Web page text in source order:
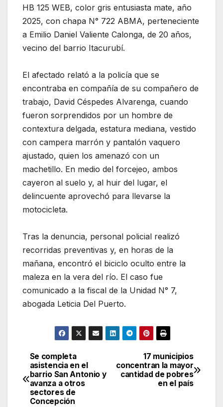
HB 125 WEB, color gris entusiasta mate, año
2025, con chapa N° 722 ABMA, perteneciente
a Emilio Daniel Valiente Calonga, de 20 años,
vecino del barrio Itacurubí.
El afectado relató a la policía que se
encontraba en compañía de su compañero de
trabajo, David Céspedes Alvarenga, cuando
fueron sorprendidos por un hombre de
contextura delgada, estatura mediana, vestido
con campera marrón y pantalón vaquero
ajustado, quien los amenazó con un
machetillo. En medio del forcejeo, ambos
cayeron al suelo y, al huir del lugar, el
delincuente aprovechó para llevarse la
motocicleta.
Tras la denuncia, personal policial realizó
recorridas preventivas y, en horas de la
mañana, encontró el biciclo oculto entre la
maleza en la vera del río. El caso fue
comunicado a la fiscal de la Unidad N° 7,
abogada Leticia Del Puerto.
Navegación
de
entradas
17 municipios
concentran la mayor
cantidad de pobres
en el país
Se completa
asistencia en el
barrio San Antonio y
avanza a otros
sectores de
Concepción